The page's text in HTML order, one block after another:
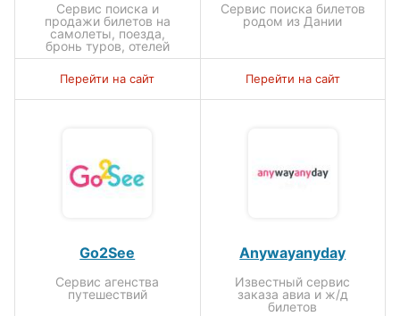
Сервис поиска и
продажи билетов на
самолеты, поезда,
бронь туров, отелей
Перейти на сайт
Сервис поиска билетов
родом из Дании
Перейти на сайт
Go2See
Сервис агенства
путешествий
Anywayanyday
Известный сервис
заказа авиа и ж/д
билетов